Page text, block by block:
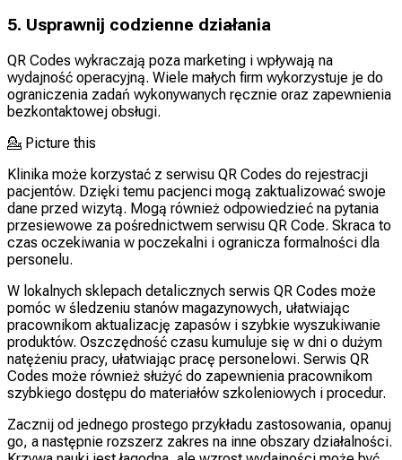
5. Usprawnij codzienne działania
QR Codes wykraczają poza marketing i wpływają na
wydajność operacyjną. Wiele małych firm wykorzystuje je do
ograniczenia zadań wykonywanych ręcznie oraz zapewnienia
bezkontaktowej obsługi.
💁 Picture this
Klinika może korzystać z serwisu QR Codes do rejestracji
pacjentów. Dzięki temu pacjenci mogą zaktualizować swoje
dane przed wizytą. Mogą również odpowiedzieć na pytania
przesiewowe za pośrednictwem serwisu QR Code. Skraca to
czas oczekiwania w poczekalni i ogranicza formalności dla
personelu.
W lokalnych sklepach detalicznych serwis QR Codes może
pomóc w śledzeniu stanów magazynowych, ułatwiając
pracownikom aktualizację zapasów i szybkie wyszukiwanie
produktów. Oszczędność czasu kumuluje się w dni o dużym
natężeniu pracy, ułatwiając pracę personelowi. Serwis QR
Codes może również służyć do zapewnienia pracownikom
szybkiego dostępu do materiałów szkoleniowych i procedur.
Zacznij od jednego prostego przykładu zastosowania, opanuj
go, a następnie rozszerz zakres na inne obszary działalności.